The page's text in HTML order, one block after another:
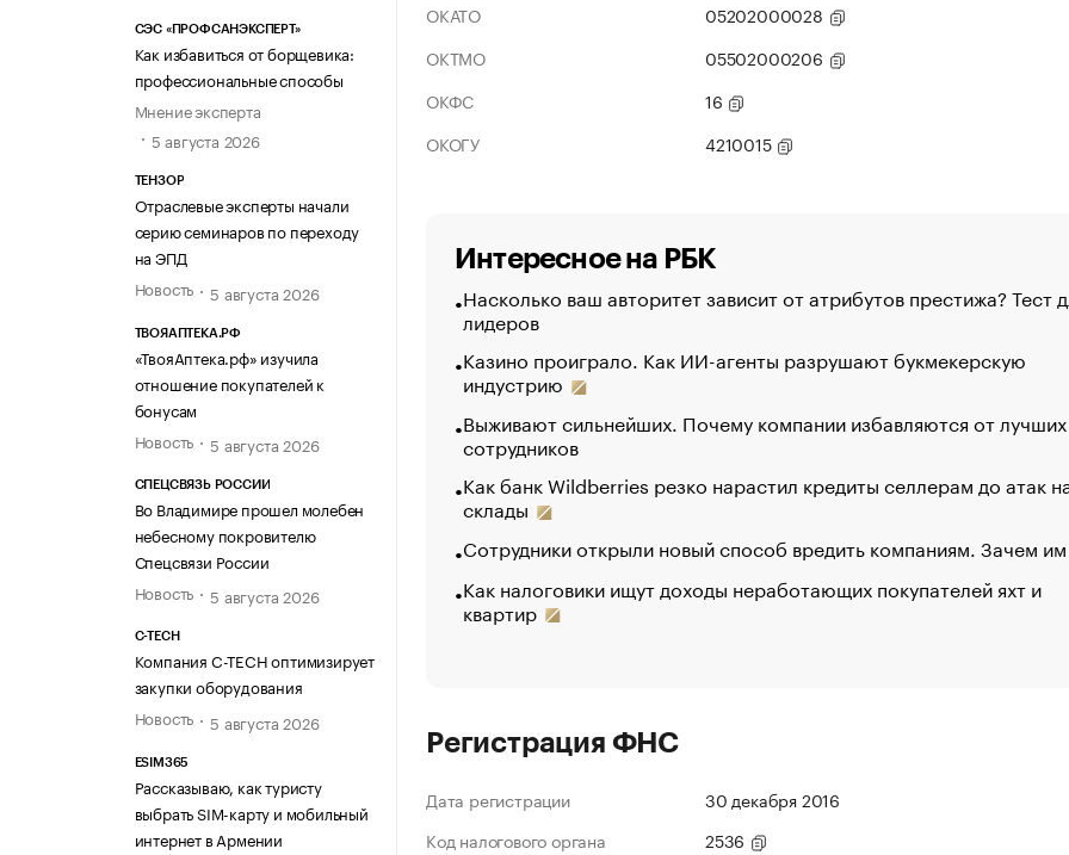
СЭС «ПРОФСАНЭКСПЕРТ»
Как избавиться от борщевика:
профессиональные способы
Мнение эксперта
5 августа 2026
ТЕНЗОР
Отраслевые эксперты начали
серию семинаров по переходу
на ЭПД
Новость
5 августа 2026
ТВОЯАПТЕКА.РФ
«ТвояАптека.рф» изучила
отношение покупателей к
бонусам
Новость
5 августа 2026
СПЕЦСВЯЗЬ РОССИИ
Во Владимире прошел молебен
небесному покровителю
Спецсвязи России
Новость
5 августа 2026
C-TECH
Компания C-TECH оптимизирует
закупки оборудования
Новость
5 августа 2026
ESIM365
Рассказываю, как туристу
выбрать SIM-карту и мобильный
интернет в Армении
ОКАТО
05202000028
ОКТМО
05502000206
ОКФС
16
ОКОГУ
4210015
Интересное на РБК
Насколько ваш авторитет зависит от атрибутов престижа? Тест
лидеров
Казино проиграло. Как ИИ-агенты разрушают букмекерскую
индустрию
Выживают сильнейших. Почему компании избавляются от лучших
сотрудников
Как банк Wildberries резко нарастил кредиты селлерам до атак
склады
Сотрудники открыли новый способ вредить компаниям. Зачем
Как налоговики ищут доходы неработающих покупателей яхт и
квартир
Регистрация ФНС
Дата регистрации
30 декабря 2016
Код налогового органа
2536